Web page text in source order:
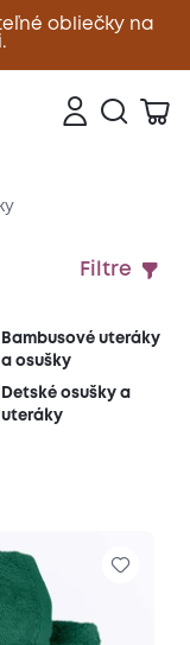
obliečky na
Zavrieť
Filtre
Bambusové uteráky
a osušky
Detské osušky a
uteráky